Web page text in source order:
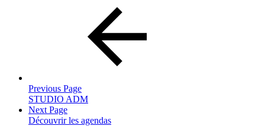
Previous Page
STUDIO ADM
Next Page
Découvrir les agendas